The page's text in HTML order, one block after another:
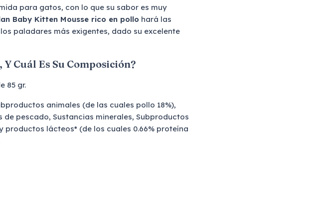
para gatos, con lo que su sabor es muy
Baby Kitten Mousse rico en pollo hará las
paladares más exigentes, dado su excelente
Y Cuál Es Su Composición?
85 gr.
animales (de las cuales pollo 18%),
de pescado, Sustancias minerales, Subproductos
productos lácteos* (de los cuales 0.66% proteína